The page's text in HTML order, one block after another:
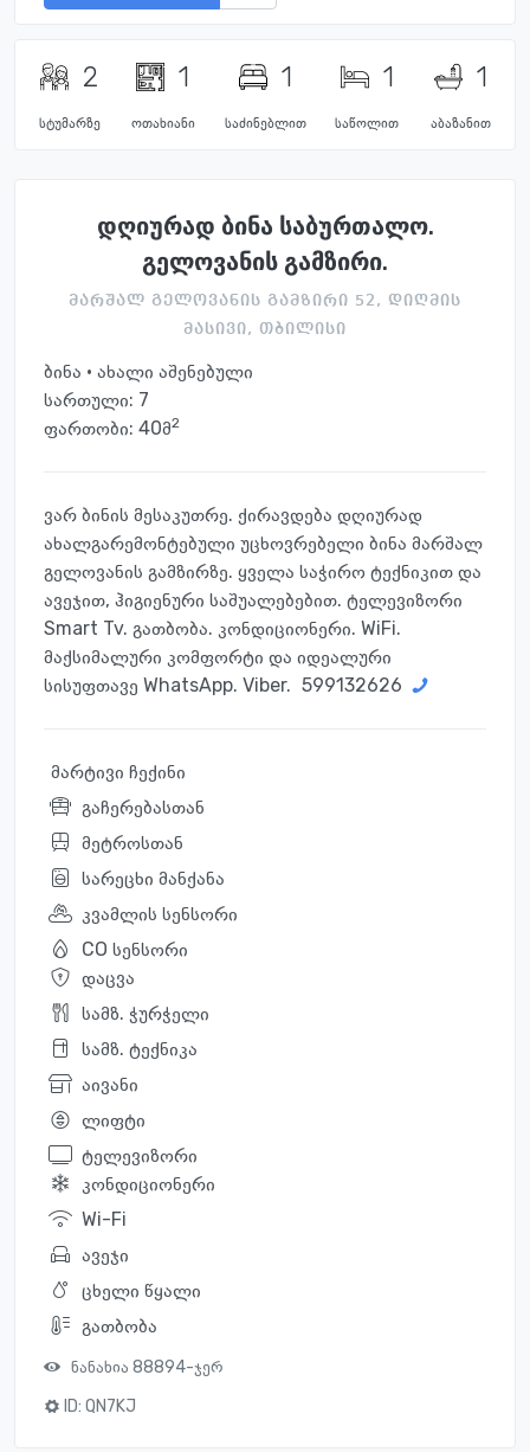
2
სტუმარზე
1
ოთახიანი
1
საძინებლით
1
საწოლით
1
აბაზანით
დღიურად ბინა საბურთალო.
გელოვანის გამზირი.
მარშალ გელოვანის გამზირი 52, დიღმის
მასივი, თბილისი
ბინა · ახალი აშენებული
სართული: 7
ფართობი: 40მ2
ვარ ბინის მესაკუთრე. ქირავდება დღიურად
ახალგარემონტებული უცხოვრებელი ბინა მარშალ
გელოვანის გამზირზე. ყველა საჭირო ტექნიკით და
ავეჯით, ჰიგიენური საშუალებებით. ტელევიზორი
Smart Tv. გათბობა. კონდიციონერი. WiFi.
მაქსიმალური კომფორტი და იდეალური
სისუფთავე WhatsApp. Viber. 599132626
მარტივი ჩექინი
გაჩერებასთან
მეტროსთან
სარეცხი მანქანა
კვამლის სენსორი
CO სენსორი
დაცვა
სამზ. ჭურჭელი
სამზ. ტექნიკა
აივანი
ლიფტი
ტელევიზორი
კონდიციონერი
Wi-Fi
ავეჯი
ცხელი წყალი
გათბობა
ნანახია 88894-ჯერ
ID: QN7KJ